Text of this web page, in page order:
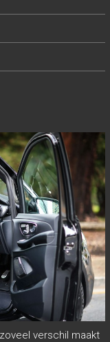
verschil maakt